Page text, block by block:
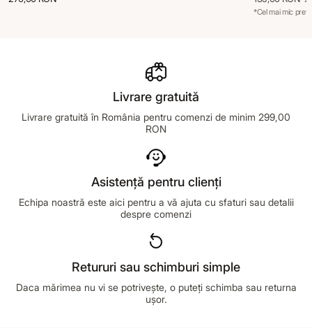
*Cel mai mic preț
Livrare gratuită
Livrare gratuită în România pentru comenzi de minim 299,00
RON
Asistență pentru clienți
Echipa noastră este aici pentru a vă ajuta cu sfaturi sau detalii
despre comenzi
Retururi sau schimburi simple
Daca mărimea nu vi se potrivește, o puteți schimba sau returna
ușor.